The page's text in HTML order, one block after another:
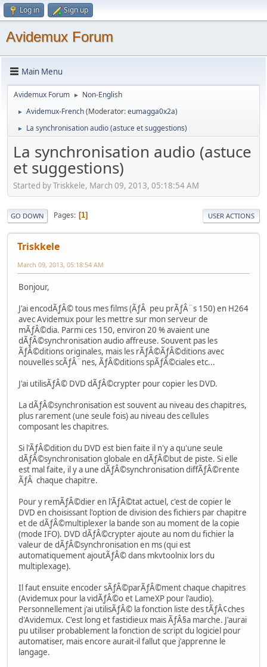
Log in Sign up
Avidemux Forum
Main Menu
Avidemux Forum ► Non-English
► Avidemux-French(Moderator:eumagga0x2a)
► La synchronisation audio (astuce et suggestions)
La synchronisation audio (astuce
et suggestions)
Started by Triskkele, March 09, 2013, 05:18:54 AM
GO DOWN Pages 1 USER ACTIONS
Triskkele
March 09, 2013, 05:18:54 AM
Bonjour,
J'ai encodÃƒÂ© tous mes films (ÃƒÂ peu prÃƒÂ¨s 150) en H264
avec Avidemux pour les mettre sur mon serveur de
mÃƒÂ©dia. Parmi ces 150, environ 20 % avaient une
dÃƒÂ©synchronisation audio affreuse. Souvent pas les
ÃƒÂ©ditions originales, mais les rÃƒÂ©ÃƒÂ©ditions avec
nouvelles scÃƒÂ¨nes, ÃƒÂ©ditions spÃƒÂ©ciales etc...
J'ai utilisÃƒÂ© DVD dÃƒÂ©crypter pour copier les DVD.
La dÃƒÂ©synchronisation est souvent au niveau des chapitres,
plus rarement (une seule fois) au niveau des cellules
composant les chapitres.
Si l'ÃƒÂ©dition du DVD est bien faite il n'y a qu'une seule
dÃƒÂ©synchronisation globale en dÃƒÂ©but de piste. Si elle
est mal faite, il y a une dÃƒÂ©synchronisation diffÃƒÂ©rente
ÃƒÂ chaque chapitre.
Pour y remÃƒÂ©dier en l'ÃƒÂ©tat actuel, c'est de copier le
DVD en choisissant l'option de division des fichiers par chapitre
et de dÃƒÂ©multiplexer la bande son au moment de la copie
(mode IFO). DVD dÃƒÂ©crypter ajoute au nom du fichier la
valeur de dÃƒÂ©synchronisation en ms (qui est
automatiquement ajoutÃƒÂ© dans mkvtoolnix lors du
multiplexage).
Il faut ensuite encoder sÃƒÂ©parÃƒÂ©ment chaque chapitres
(Avidemux pour la vidÃƒÂ©o et LameXP pour l'audio).
Personnellement j'ai utilisÃƒÂ© la fonction liste des tÃƒÂ¢ches
d'Avidemux. C'est long et fastidieux mais ÃƒÂ§a marche. J'aurai
pu utiliser probablement la fonction de script du logiciel pour
automatiser, mais encore aurait-il fallut que j'apprenne le
langage.